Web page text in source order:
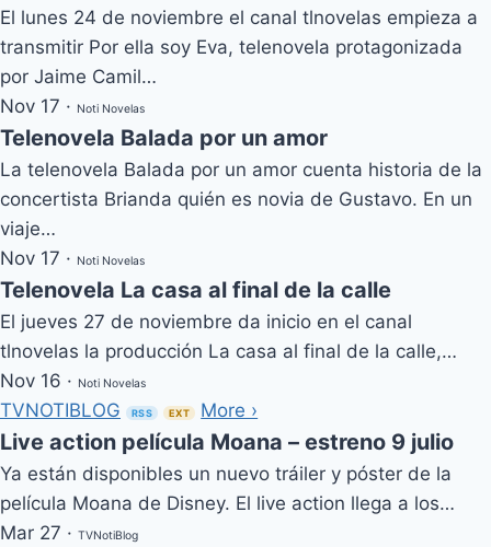
El lunes 24 de noviembre el canal tlnovelas empieza a
transmitir Por ella soy Eva, telenovela protagonizada
por Jaime Camil…
Nov 17 · Noti Novelas
Telenovela Balada por un amor
La telenovela Balada por un amor cuenta historia de la
concertista Brianda quién es novia de Gustavo. En un
viaje…
Nov 17 · Noti Novelas
Telenovela La casa al final de la calle
El jueves 27 de noviembre da inicio en el canal
tlnovelas la producción La casa al final de la calle,…
Nov 16 · Noti Novelas
TVNOTIBLOG RSS EXT More ›
Live action película Moana – estreno 9 julio
Ya están disponibles un nuevo tráiler y póster de la
película Moana de Disney. El live action llega a los…
Mar 27 · TVNotiBlog